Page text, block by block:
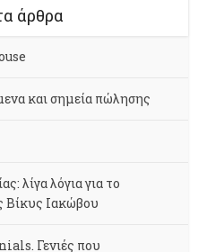
άρθρα
και σημεία πώλησης
λίγα λόγια για το
Βίκυς Ιακώβου
Γενιές που